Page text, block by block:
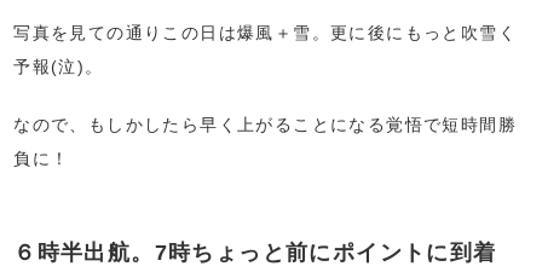
写真を見ての通りこの日は爆風＋雪。更に後にもっと吹雪く
予報(泣)。
なので、もしかしたら早く上がることになる覚悟で短時間勝
負に！
６時半出航。7時ちょっと前にポイントに到着